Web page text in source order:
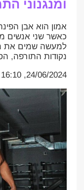
ומנגנוני
אמון הוא אבן
כאשר שני אנשים
למעשה שמים את
נקודות התורפה,
24/06/2024, 16:10